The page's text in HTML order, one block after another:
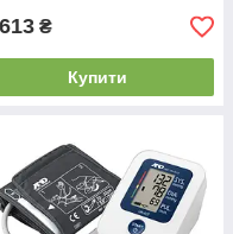
₴
Купити